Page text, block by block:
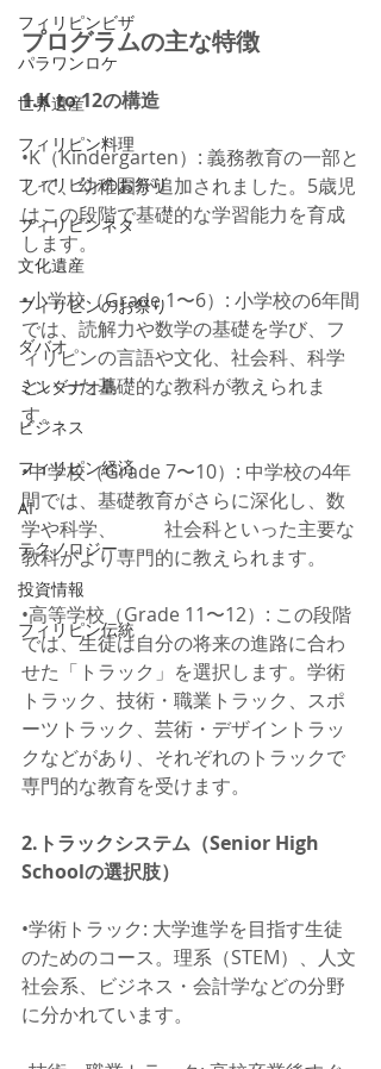
フィリピンビザ
パラワンロケ
世界遺産
フィリピン料理
フィリピンのお祭り
フィリピンネタ
文化遺産
フィリピンのお祭り
ダバオ
ミンダナオ島
ビジネス
フィリピン経済
AI
テクノロジー
投資情報
フィリピン伝統
プログラムの主な特徴
1.K to 12の構造
•K（Kindergarten）: 義務教育の一部と
して、幼稚園が追加されました。5歳児
はこの段階で基礎的な学習能力を育成
します。
•小学校（Grade 1〜6）: 小学校の6年間
では、読解力や数学の基礎を学び、フ
ィリピンの言語や文化、社会科、科学
といった基礎的な教科が教えられま
す。
•中学校（Grade 7〜10）: 中学校の4年
間では、基礎教育がさらに深化し、数
学や科学、　  　社会科といった主要な
教科がより専門的に教えられます。
•高等学校（Grade 11〜12）: この段階
では、生徒は自分の将来の進路に合わ
せた「トラック」を選択します。学術
トラック、技術・職業トラック、スポ
ーツトラック、芸術・デザイントラッ
クなどがあり、それぞれのトラックで
専門的な教育を受けます。
2.トラックシステム（Senior High
Schoolの選択肢）
•学術トラック: 大学進学を目指す生徒
のためのコース。理系（STEM）、人文
社会系、ビジネス・会計学などの分野
に分かれています。